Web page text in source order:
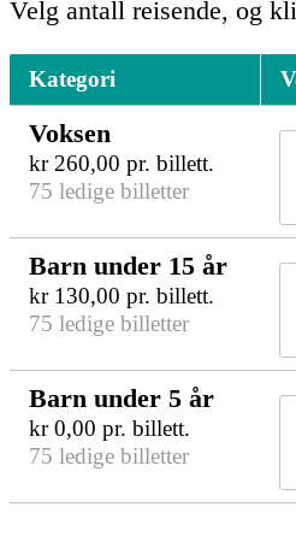
Velg antall reisende, og
Kategori
Voksen
kr260,00 pr. billett.
75 ledige billetter
Barn under 15 år
kr130,00 pr. billett.
75 ledige billetter
Barn under 5 år
kr0,00 pr. billett.
75 ledige billetter